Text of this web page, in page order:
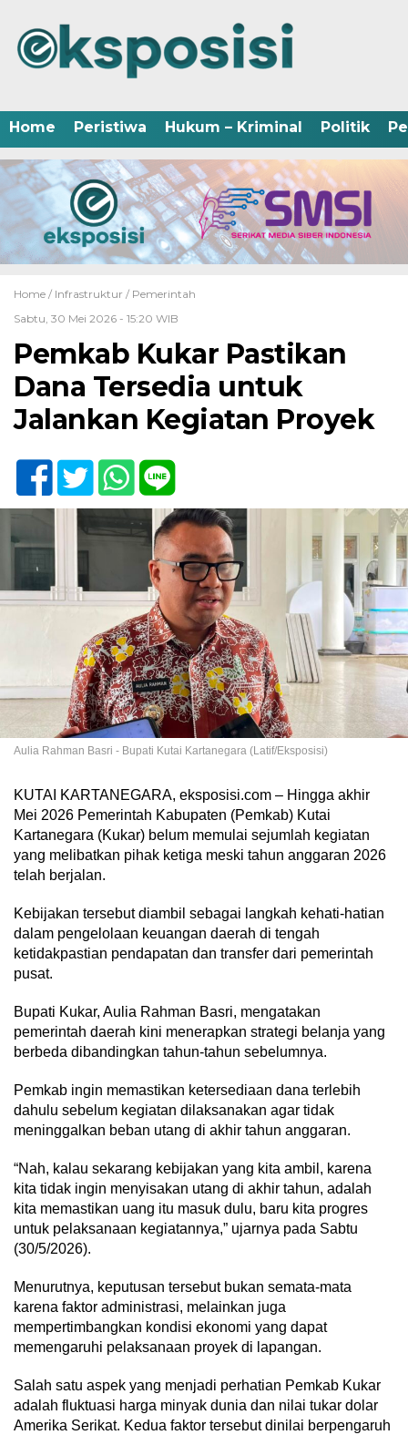
Home Peristiwa Hukum – Kriminal Politik
Home / Infrastruktur / Pemerintah
Sabtu, 30 Mei 2026 - 15:20 WIB
Pemkab Kukar Pastikan
Dana Tersedia untuk
Jalankan Kegiatan Proyek
Aulia Rahman Basri - Bupati Kutai Kartanegara (Latif/Eksposisi)
KUTAI KARTANEGARA, eksposisi.com – Hingga akhir
Mei 2026 Pemerintah Kabupaten (Pemkab) Kutai
Kartanegara (Kukar) belum memulai sejumlah kegiatan
yang melibatkan pihak ketiga meski tahun anggaran 2026
telah berjalan.
Kebijakan tersebut diambil sebagai langkah kehati-hatian
dalam pengelolaan keuangan daerah di tengah
ketidakpastian pendapatan dan transfer dari pemerintah
pusat.
Bupati Kukar, Aulia Rahman Basri, mengatakan
pemerintah daerah kini menerapkan strategi belanja yang
berbeda dibandingkan tahun-tahun sebelumnya.
Pemkab ingin memastikan ketersediaan dana terlebih
dahulu sebelum kegiatan dilaksanakan agar tidak
meninggalkan beban utang di akhir tahun anggaran.
“Nah, kalau sekarang kebijakan yang kita ambil, karena
kita tidak ingin menyisakan utang di akhir tahun, adalah
kita memastikan uang itu masuk dulu, baru kita progres
untuk pelaksanaan kegiatannya,” ujarnya pada Sabtu
(30/5/2026).
Menurutnya, keputusan tersebut bukan semata-mata
karena faktor administrasi, melainkan juga
mempertimbangkan kondisi ekonomi yang dapat
memengaruhi pelaksanaan proyek di lapangan.
Salah satu aspek yang menjadi perhatian Pemkab Kukar
adalah fluktuasi harga minyak dunia dan nilai tukar dolar
Amerika Serikat. Kedua faktor tersebut dinilai berpengaruh